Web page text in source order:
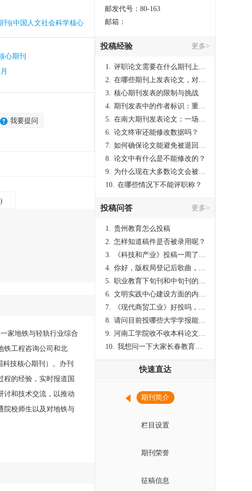
(中国人文社会科学核心期刊) 哥白尼索引(波兰) 国家图书馆馆藏 知网收录(
心期刊
我要提问
家地铁与轻轨行业综合
铁工程咨询公司和北
技核心期刊）。办刊
程的经验，实时报道国
讨和技术交流，以推动
院校师生以及对地铁与
邮发代号：80-163
邮箱：
投稿经验 更多>
1. 评职论文需要在什么期刊上发表？
2. 在哪些期刊上发表论文，对考研有优势？
3. 核心期刊发表的限制与挑战
4. 期刊发表中的作者标识：重要性与实践
5. 在南大期刊发表论文：一场知识探索与学术成就的旅程
6. 论文终审还能修改数据吗？
7. 如何确保论文能避免被退回：关键条件与策略
8. 论文中有什么是不能修改的？
9. 为什么现在大多数论文会被评判为AI撰写？（深度剖析查重机制下的困境与出路）
10. 在哪些情况下不能评职称？
投稿问答 更多>
1. 贵州教育怎么投稿
2. 怎样知道稿件是否被录用呢？
3.
《科技和产业》投稿一周了仍是“已发回执”状态，这是什么意思？什么时候外审？
4. 你好，版权局登记后歌曲，这里能否发表
5. 职业教育下旬刊和中旬刊的国内刊号一样，他们有什么区别，两本刊物都是真的吗？
6. 文明实践中心建设方面的内容适合那种期刊
7.
《现代商贸工业》好投吗，版面费多少？
8. 请问目前投哪些大学学报能较快出刊啊
9. 河南工学院收不收本科论文呀？
10. 我想问一下大家长春教育学院学报是本科学报吗？
快速直达
期刊简介
栏目设置
期刊荣誉
征稿信息